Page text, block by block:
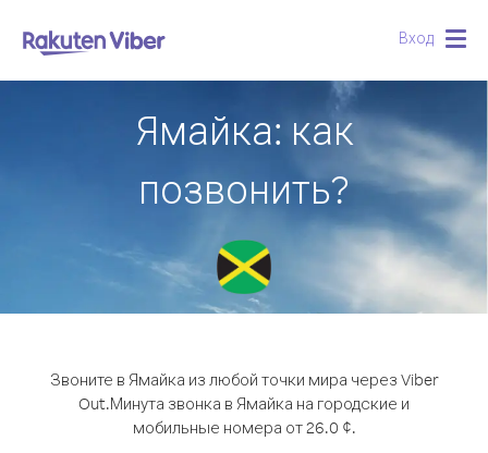
Вход
Ямайка: как
позвонить?
Звоните в Ямайка из любой точки мира через Viber
Out.Минута звонка в Ямайка на городские и
мобильные номера от 26.0 ¢.